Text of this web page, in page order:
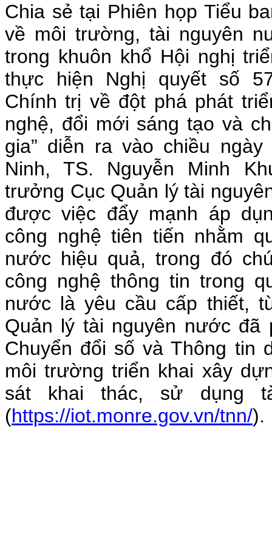
Chia sẻ tại Phiên họp Tiểu
về môi trường, tài nguyên
trong khuôn khổ Hội nghị
thực hiện Nghị quyết số
Chính trị về đột phá phát
nghệ, đổi mới sáng tạo và
gia” diễn ra vào chiều
Ninh, TS. Nguyễn Minh
trưởng Cục Quản lý tài
được việc đẩy mạnh áp
công nghệ tiên tiến nhằm
nước hiệu quả, trong đó
công nghệ thông tin trong
nước là yêu cầu cấp thiết,
Quản lý tài nguyên nước đã
Chuyển đổi số và Thông tin
môi trường triển khai xây
sát khai thác, sử dụng
(https://iot.monre.gov.vn/tnn/).